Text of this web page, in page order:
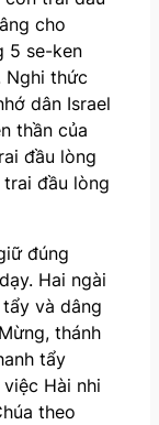
cho
5 se-ken
Nghi thức
dân Israel
thần của
đầu lòng
đầu lòng
đúng
Hai ngài
và dâng
thánh
tẩy
Hài nhi
theo